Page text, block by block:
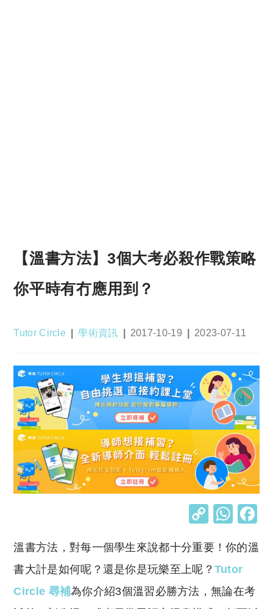
【溫書方法】3個大考必殺作戰策略
你平時有冇應用到？
Post
Tutor Circle
Post
學術資訊
Post
2017-10-19
Post
2023-07-11
C
p
y
Li
W
at
s
A
溫書方法，對每一個學生來說都十分重要！你的溫
書大計是如何呢？還是你是玩樂至上呢？ Tutor
Circle 尋補為你介紹3個溫習必勝方法，無論在考